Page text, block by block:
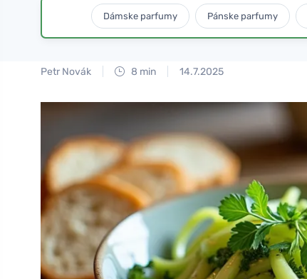
Dámske parfumy Pánske parfumy
Petr Novák 8 min 14.7.2025